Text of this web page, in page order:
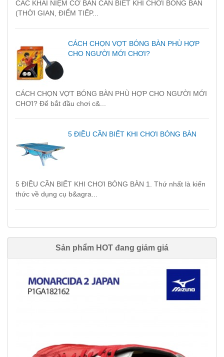
CÁC KHÁI NIỆM CƠ BẢN CẦN BIẾT KHI CHƠI BÓNG BÀN
(THỜI GIAN, ĐIỂM TIẾP...
CÁCH CHỌN VỢT BÓNG BÀN PHÙ HỢP
CHO NGƯỜI MỚI CHƠI?
CÁCH CHỌN VỢT BÓNG BÀN PHÙ HỢP CHO NGƯỜI MỚI
CHƠI? Để bắt đầu chơi c&...
5 ĐIỀU CẦN BIẾT KHI CHƠI BÓNG BÀN
5 ĐIỀU CẦN BIẾT KHI CHƠI BÓNG BÀN 1. Thứ nhất là kiến
thức về dụng cụ b&agra...
Sản phẩm HOT đang giảm giá